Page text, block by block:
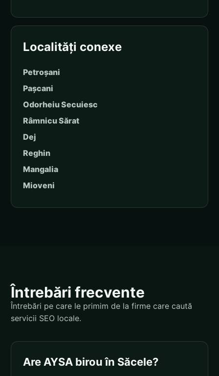
Localități conexe
Petroșani
Pașcani
Odorheiu Secuiesc
Râmnicu Sărat
Dej
Reghin
Mangalia
Mioveni
Întrebări frecvente
Întrebări pe care le primim de la firme care caută
servicii SEO locale.
Are AYSA birou în Săcele?